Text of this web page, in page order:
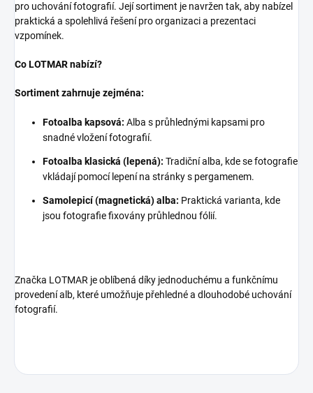
pro uchování fotografií. Její sortiment je navržen tak, aby nabízel
praktická a spolehlivá řešení pro organizaci a prezentaci
vzpomínek.
Co LOTMAR nabízí?
Sortiment zahrnuje zejména:
Fotoalba kapsová: Alba s průhlednými kapsami pro
snadné vložení fotografií.
Fotoalba klasická (lepená): Tradiční alba, kde se fotografie
vkládají pomocí lepení na stránky s pergamenem.
Samolepicí (magnetická) alba: Praktická varianta, kde
jsou fotografie fixovány průhlednou fólií.
Značka LOTMAR je oblíbená díky jednoduchému a funkčnímu
provedení alb, které umožňuje přehledné a dlouhodobé uchování
fotografií.